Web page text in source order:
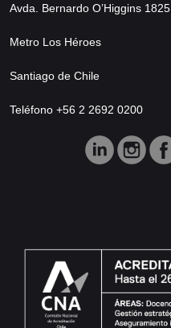
Avda. Bernardo O’Higgins 1825
Metro Los Héroes
Santiago de Chile
Teléfono +56 2 2692 0200